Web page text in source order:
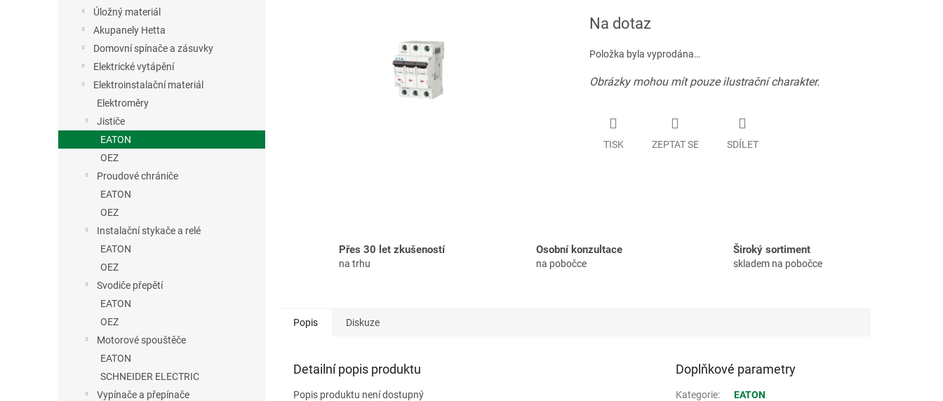
Úložný materiál
Akupanely Hetta
Domovní spínače a zásuvky
Elektrické vytápění
Elektroinstalační materiál
Elektroměry
Jističe
EATON
OEZ
Proudové chrániče
EATON
OEZ
Instalační stykače a relé
EATON
OEZ
Svodiče přepětí
EATON
OEZ
Motorové spouštěče
EATON
SCHNEIDER ELECTRIC
Vypínače a přepínače
cena:
Na dotaz
Položka byla vyprodána…
Obrázky mohou mít pouze ilustrační charakter.
TISK ZEPTAT SE SDÍLET
Přes 30 let zkušeností
na trhu
Osobní konzultace
na pobočce
Široký sortiment
skladem na pobočce
Popis Diskuze
Detailní popis produktu
Popis produktu není dostupný
Doplňkové parametry
Kategorie:
EATON